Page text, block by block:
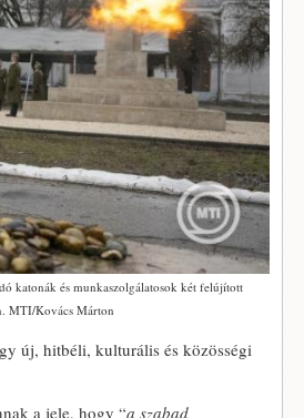
katonák és munkaszolgálatosok két felújított
MTI/Kovács Márton
új, hitbéli, kulturális és közösségi
a jele, hogy “a szabad